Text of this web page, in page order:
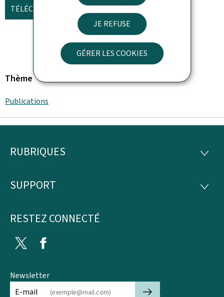
JE REFUSE
GÉRER LES COOKIES
TÉLÉCHARGER (FR, PDF - 2,95 MO)
Thème
Publications
Pied
page
RUBRIQUES
SUPPORT
RESTEZ CONNECTÉ
Twitter
Newsletter
E-mail
🡒